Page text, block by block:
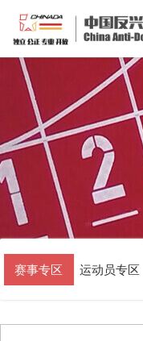
赛事专区 运动员专区